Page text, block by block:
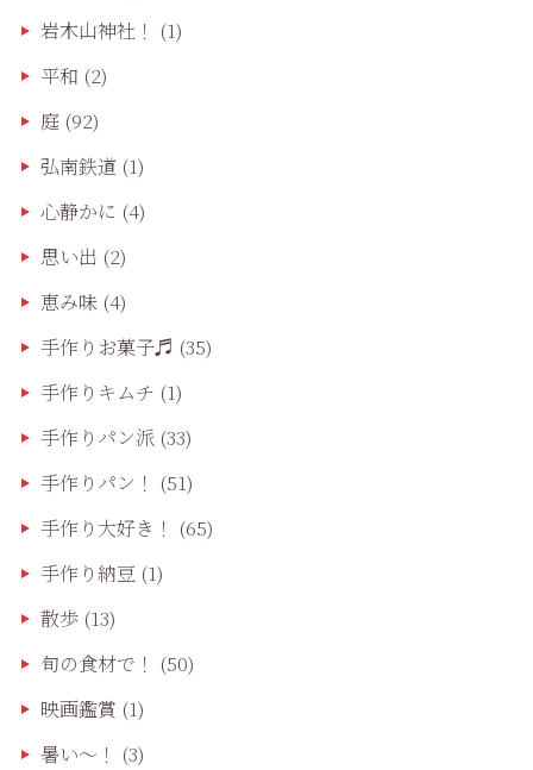
岩木山神社！ (1)
平和 (2)
庭(92)
弘南鉄道 (1)
心静かに (4)
思い出 (2)
恵み味(4)
手作りお菓子♬ (35)
手作りキムチ (1)
手作りパン派 (33)
手作りパン！ (51)
手作り大好き！ (65)
手作り納豆 (1)
散歩(13)
旬の食材で！ (50)
映画鑑賞 (1)
暑い～！ (3)